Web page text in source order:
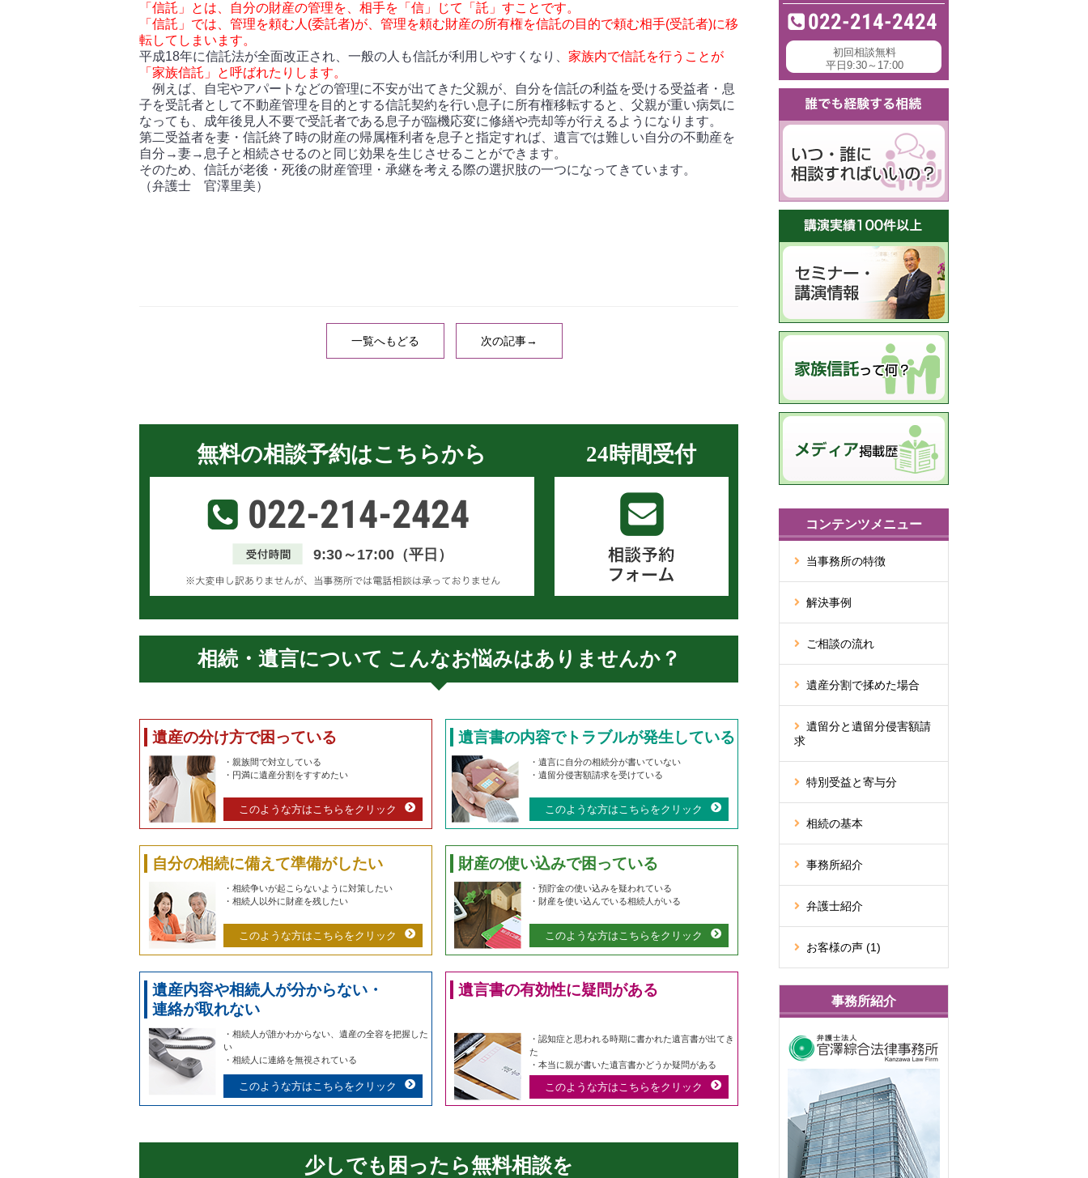
「信託」とは、自分の財産の管理を、相手を「信」じて「託」すことです。
「信託」では、管理を頼む人(委託者)が、管理を頼む財産の所有権を信託の目的で頼む相手(受託者)に移
転してしまいます。
平成18年に信託法が全面改正され、一般の人も信託が利用しやすくなり、 家族内で信託を行うことが
「家族信託」と呼ばれたりします。
例えば、自宅やアパートなどの管理に不安が出てきた父親が、自分を信託の利益を受ける受益者・息
子を受託者として不動産管理を目的とする信託契約を行い息子に所有権移転すると、父親が重い病気に
なっても、成年後見人不要で受託者である息子が臨機応変に修繕や売却等が行えるようになります。
第二受益者を妻・信託終了時の財産の帰属権利者を息子と指定すれば、遺言では難しい自分の不動産を
自分→妻→息子と相続させるのと同じ効果を生じさせることができます。
そのため、信託が老後・死後の財産管理・承継を考える際の選択肢の一つになってきています。
（弁護士 官澤里美）
一覧へもどる 次の記事→
無料の相談予約はこちらから
022-214-2424
9:30～17:00（平日）
24時間受付
相続・遺言について こんなお悩みはありませんか？
遺産の分け方で困っている
・親族間で対立している
・円満に遺産分割をすすめたい
このような方はこちらをクリック
遺言書の内容でトラブルが発生している
・遺言に自分の相続分が書いていない
・遺留分侵害額請求を受けている
このような方はこちらをクリック
自分の相続に備えて準備がしたい
・相続争いが起こらないように対策したい
・相続人以外に財産を残したい
このような方はこちらをクリック
財産の使い込みで困っている
・預貯金の使い込みを疑われている
・財産を使い込んでいる相続人がいる
このような方はこちらをクリック
遺産内容や相続人が分からない・
連絡が取れない
・相続人が誰かわからない、遺産の全容を把握した
い
・相続人に連絡を無視されている
このような方はこちらをクリック
遺言書の有効性に疑問がある
・認知症と思われる時期に書かれた遺言書が出てき
た
・本当に親が書いた遺言書かどうか疑問がある
このような方はこちらをクリック
少しでも困ったら無料相談を
022-214-2424
初回相談無料
平日9:30～17:00
コンテンツメニュー
当事務所の特徴
解決事例
ご相談の流れ
遺産分割で揉めた場合
遺留分と遺留分侵害額請
求
特別受益と寄与分
相続の基本
事務所紹介
弁護士紹介
お客様の声 (1)
事務所紹介